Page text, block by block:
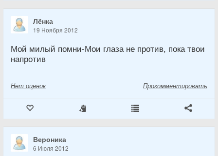
Лёнка
19 Ноября 2012
Мой милый помни-Мои глаза не против, пока твои
напротив
Нет оценок Прокомментировать
Вероника
6 Июля 2012